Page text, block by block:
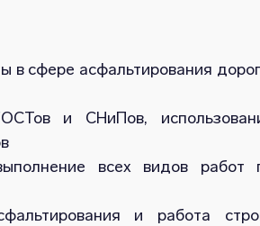
в сфере асфальтирования
и СНиПов,
всех видов работ
и работа